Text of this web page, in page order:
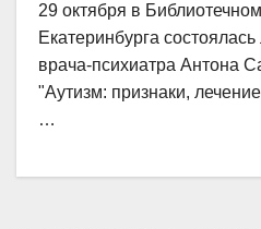
29 октября в
Екатеринбурга
врача-психиатра Антона
"Аутизм: признаки,
…